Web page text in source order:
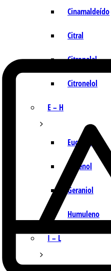
Cinamaldeído
Citral
Citronelal
Citronelol
E – H
Eucaliptol
Eugenol
Geraniol
Humuleno
I – L